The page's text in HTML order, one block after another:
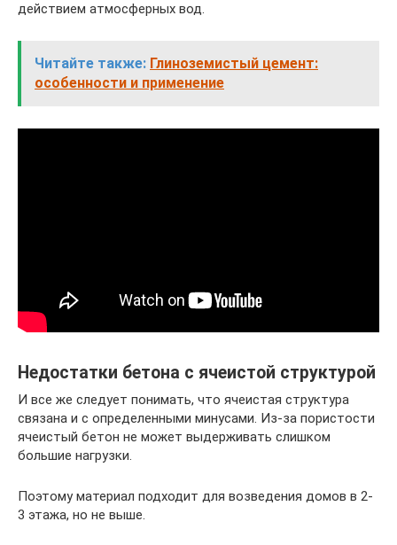
действием атмосферных вод.
Читайте также: Глиноземистый цемент:
особенности и применение
Недостатки бетона с ячеистой структурой
И все же следует понимать, что ячеистая структура
связана и с определенными минусами. Из-за пористости
ячеистый бетон не может выдерживать слишком
большие нагрузки.
Поэтому материал подходит для возведения домов в 2-
3 этажа, но не выше.